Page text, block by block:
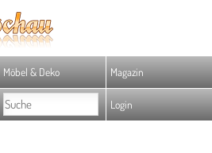
Möbel & Deko Magazin
Login